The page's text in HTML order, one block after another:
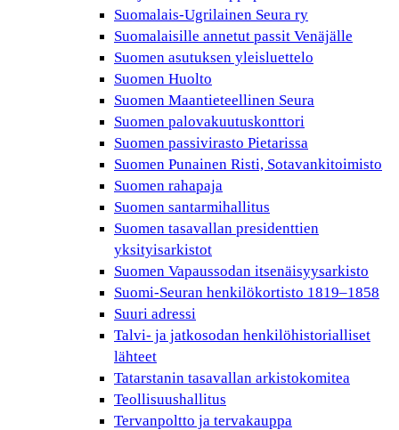
Suomalais-Ugrilainen Seura ry
Suomalaisille annetut passit Venäjälle
Suomen asutuksen yleisluettelo
Suomen Huolto
Suomen Maantieteellinen Seura
Suomen palovakuutuskonttori
Suomen passivirasto Pietarissa
Suomen Punainen Risti, Sotavankitoimisto
Suomen rahapaja
Suomen santarmihallitus
Suomen tasavallan presidenttien
yksityisarkistot
Suomen Vapaussodan itsenäisyysarkisto
Suomi-Seuran henkilökortisto 1819–1858
Suuri adressi
Talvi- ja jatkosodan henkilöhistorialliset
lähteet
Tatarstanin tasavallan arkistokomitea
Teollisuushallitus
Tervanpoltto ja tervakauppa